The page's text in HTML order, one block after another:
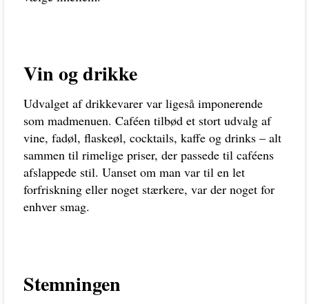
Vin og drikke
Udvalget af drikkevarer var ligeså imponerende
som madmenuen. Caféen tilbød et stort udvalg af
vine, fadøl, flaskeøl, cocktails, kaffe og drinks – alt
sammen til rimelige priser, der passede til caféens
afslappede stil. Uanset om man var til en let
forfriskning eller noget stærkere, var der noget for
enhver smag.
Stemningen